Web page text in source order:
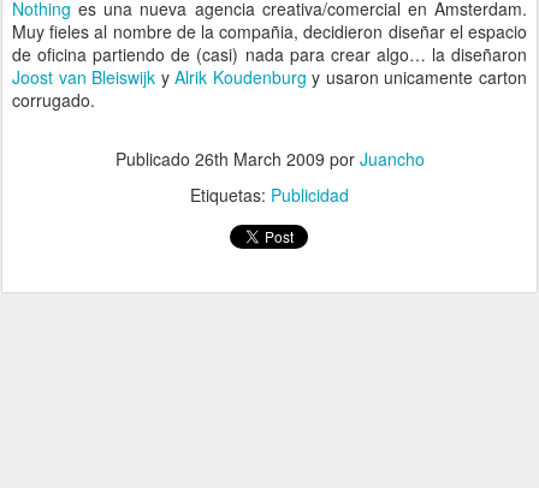
Nothing es una nueva agencia creativa/comercial en Amsterdam.
Muy fieles al nombre de la compañia, decidieron diseñar el espacio
de oficina partiendo de (casi) nada para crear algo… la diseñaron
Joost van Bleiswijk yAlrik Koudenburg y usaron unicamente carton
corrugado.
Publicado 26th March 2009 por Juancho
Etiquetas: Publicidad